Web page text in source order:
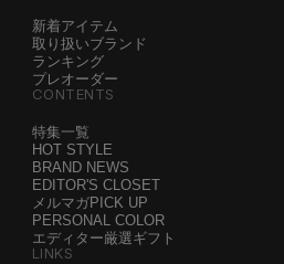
新着アイテム
取り扱いブランド
ランキング
プレオーダー
CONTENTS
特集一覧
HOT STYLE
BRAND NEWS
EDITOR'S CLOSET
メルマガPICK UP
PERSONAL COLOR
エディター厳選ギフト
LINKS